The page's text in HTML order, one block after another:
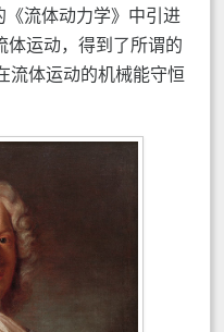
《流体动力学》中引进
体运动，得到了所谓的
流体运动的机械能守恒